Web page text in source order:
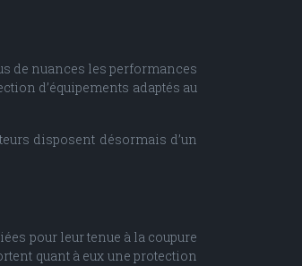
de nuances les performances
d’équipements adaptés au
disposent désormais d’un
pour leur tenue à la coupure
quant à eux une protection